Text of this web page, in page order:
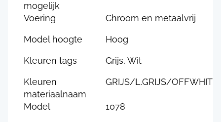
mogelijk
Voering Chroom en metaalvrij
Model hoogte Hoog
Kleuren tags Grijs, Wit
Kleuren
materiaalnaam
GRIJS/L.GRIJS/OFFWHITE
Model 1078